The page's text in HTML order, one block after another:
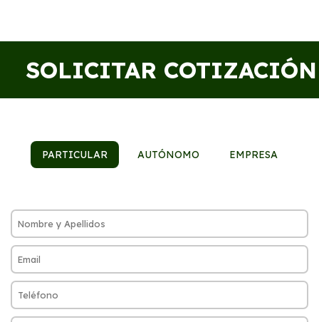
SOLICITAR COTIZACIÓN
PARTICULAR AUTÓNOMO EMPRESA